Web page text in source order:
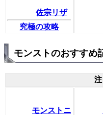
佐宗リザ
究極の攻略
モンストのおすすめ
モンストニ